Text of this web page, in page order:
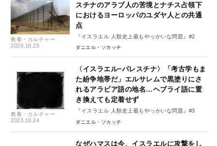
教養・カルチャー
2023.10.23
スチナのアラブ人の苦境とナチス占領下
におけるヨーロッパのユダヤ人との共通
点
『イスラエル 人類史上最もやっかいな問題』#2
ダニエル・ソカッチ
教養・カルチャー
2023.10.24
〈イスラエル−パレスチナ〉「考古学もま
た紛争地帯だ」エルサレムで黒塗りにさ
れるアラビア語の地名…ヘブライ語に置
き換えても定着せず
『イスラエル 人類史上最もやっかいな問題』#3
ダニエル・ソカッチ
なぜハマスは今、イスラエルに攻撃をし